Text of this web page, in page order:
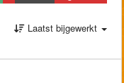
Laatst bijgewerkt